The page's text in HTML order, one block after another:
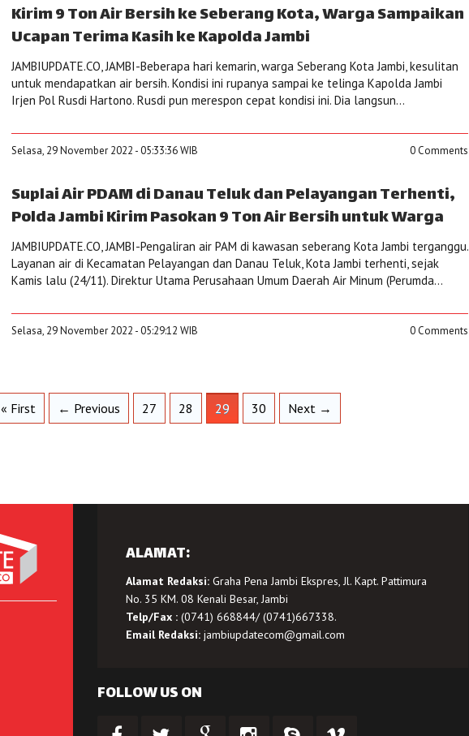
Kirim 9 Ton Air Bersih ke Seberang Kota, Warga Sampaikan
Ucapan Terima Kasih ke Kapolda Jambi
JAMBIUPDATE.CO, JAMBI-Beberapa hari kemarin, warga Seberang Kota Jambi, kesulitan
untuk mendapatkan air bersih. Kondisi ini rupanya sampai ke telinga Kapolda Jambi
Irjen Pol Rusdi Hartono. Rusdi pun merespon cepat kondisi ini. Dia langsun...
Selasa, 29 November 2022 - 05:33:36 WIB 0 Comments
Suplai Air PDAM di Danau Teluk dan Pelayangan Terhenti,
Polda Jambi Kirim Pasokan 9 Ton Air Bersih untuk Warga
JAMBIUPDATE.CO, JAMBI-Pengaliran air PAM di kawasan seberang Kota Jambi terganggu.
Layanan air di Kecamatan Pelayangan dan Danau Teluk, Kota Jambi terhenti, sejak
Kamis lalu (24/11). Direktur Utama Perusahaan Umum Daerah Air Minum (Perumda...
Selasa, 29 November 2022 - 05:29:12 WIB 0 Comments
« First ← Previous 27 28 29 30 Next →
ALAMAT:
Alamat Redaksi:Graha Pena Jambi Ekspres, Jl. Kapt. Pattimura
No. 35 KM. 08 Kenali Besar, Jambi
Telp/Fax :(0741) 668844/ (0741)667338.
Email Redaksi: jambiupdatecom@gmail.com
FOLLOW US ON